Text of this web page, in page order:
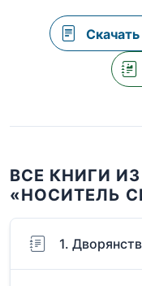
ВСЕ КНИГИ
«НОСИТЕЛЬ
1.